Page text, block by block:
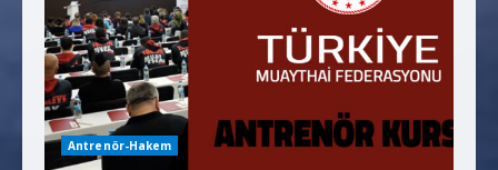
Antrenör-Hakem